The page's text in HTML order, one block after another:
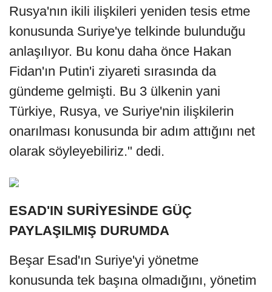
Rusya'nın ikili ilişkileri yeniden tesis etme
konusunda Suriye'ye telkinde bulunduğu
anlaşılıyor. Bu konu daha önce Hakan
Fidan'ın Putin'i ziyareti sırasında da
gündeme gelmişti. Bu 3 ülkenin yani
Türkiye, Rusya, ve Suriye'nin ilişkilerin
onarılması konusunda bir adım attığını net
olarak söyleyebiliriz." dedi.
ESAD'IN SURİYESİNDE GÜÇ
PAYLAŞILMIŞ DURUMDA
Beşar Esad'ın Suriye'yi yönetme
konusunda tek başına olmadığını, yönetim